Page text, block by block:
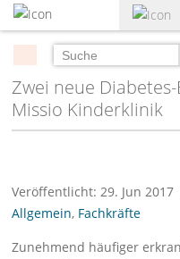
zum
Hauptinhalt
Suchen
Zwei neue
Missio Kinderklinik
Veröffentlicht: 29. Jun 2017
Allgemein, Fachkräfte
Zunehmend häufiger